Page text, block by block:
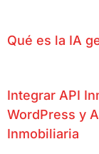
Qué es la IA
Integrar API
WordPress y
Inmobiliaria